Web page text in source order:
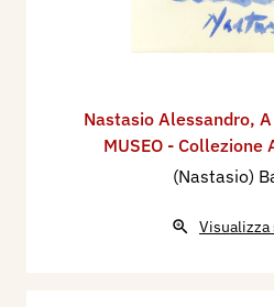
Nastasio Alessandro,
MUSEO - Collezione
(Nastasio)
Visualizza